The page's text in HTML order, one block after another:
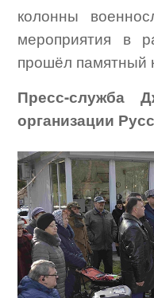
колонны
мероприятия в
прошёл памятный
Пресс-служба
организации